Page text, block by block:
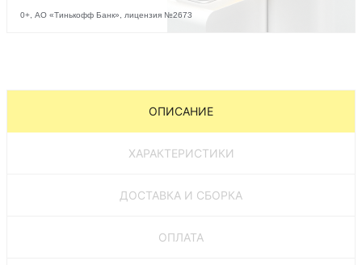
0+, АО «Тинькофф Банк», лицензия №2673
ОПИСАНИЕ
ХАРАКТЕРИСТИКИ
ДОСТАВКА И СБОРКА
ОПЛАТА